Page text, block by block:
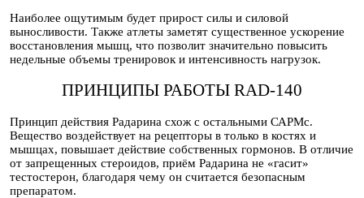
Наиболее ощутимым будет прирост силы и силовой
выносливости. Также атлеты заметят существенное ускорение
восстановления мышц, что позволит значительно повысить
недельные объемы тренировок и интенсивность нагрузок.
ПРИНЦИПЫ РАБОТЫ RAD-140
Принцип действия Радарина схож с остальными САРМс.
Вещество воздействует на рецепторы в только в костях и
мышцах, повышает действие собственных гормонов. В отличие
от запрещенных стероидов, приём Радарина не «гасит»
тестостерон, благодаря чему он считается безопасным
препаратом.